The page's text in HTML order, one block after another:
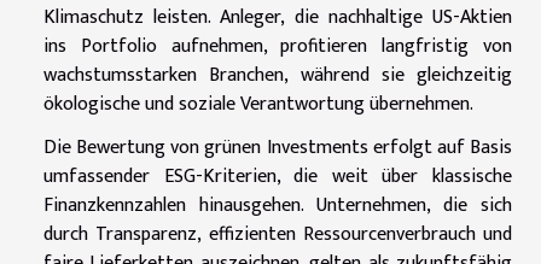
Klimaschutz leisten. Anleger, die nachhaltige US-Aktien
ins Portfolio aufnehmen, profitieren langfristig von
wachstumsstarken Branchen, während sie gleichzeitig
ökologische und soziale Verantwortung übernehmen.
Die Bewertung von grünen Investments erfolgt auf Basis
umfassender ESG-Kriterien, die weit über klassische
Finanzkennzahlen hinausgehen. Unternehmen, die sich
durch Transparenz, effizienten Ressourcenverbrauch und